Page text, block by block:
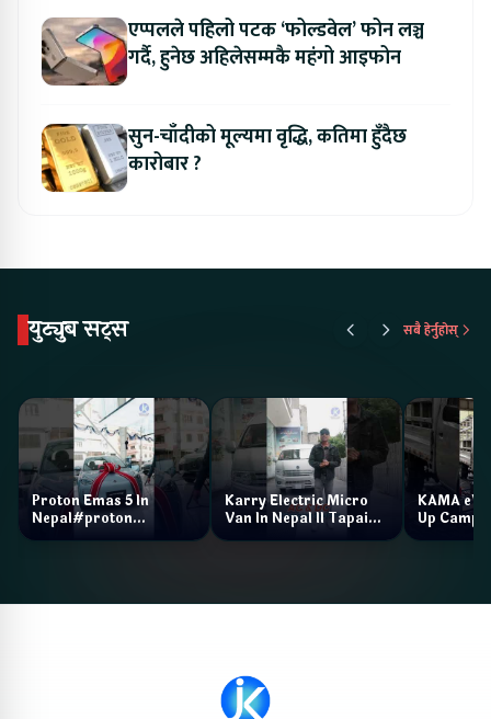
एप्पलले पहिलो पटक ‘फोल्डवेल’ फोन लञ्च
गर्दै, हुनेछ अहिलेसम्मकै महंगो आइफोन
सुन-चाँदीको मूल्यमा वृद्धि, कतिमा हुँदैछ
कारोबार ?
युट्युब सट्स सबै हेर्नुहोस्
Proton Emas 5 In
Nepal#proton
#protonemas5#protonnepal#evcarnepal
Karry Electric Micro
Van In Nepal II Tapaiko
Bazar II Jankari
KAMA eV
Up Camp